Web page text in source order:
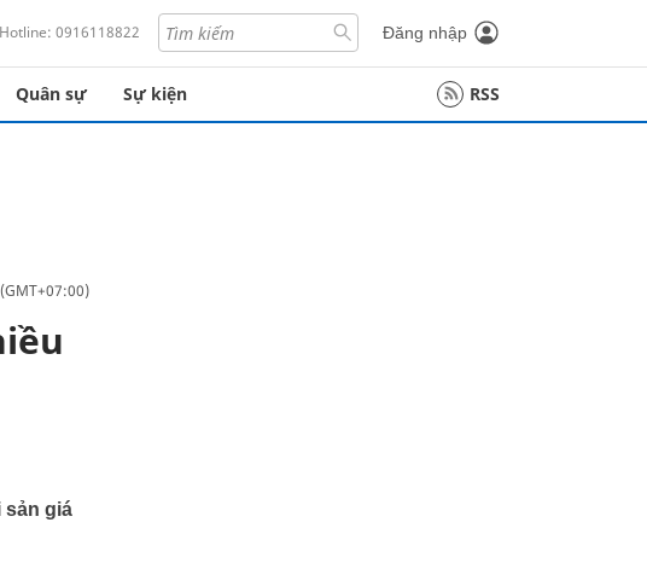
Hotline: 0916118822 Đăng nhập
Quân sự Sự kiện RSS
sản giá